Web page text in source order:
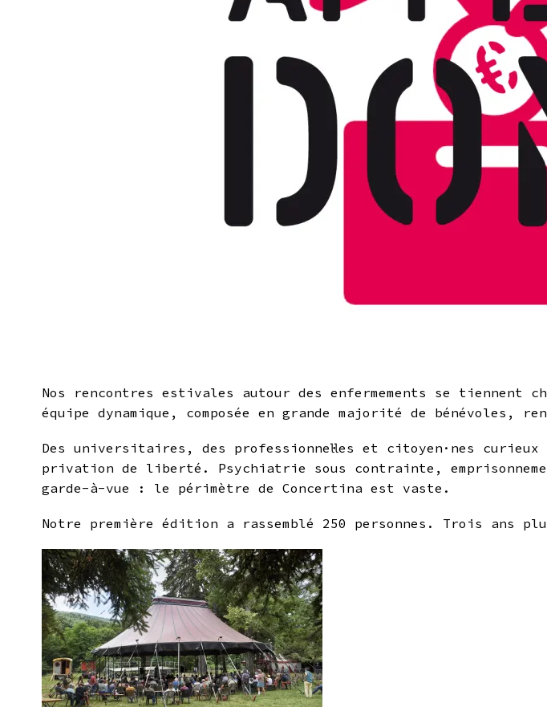
Nos rencontres estivales autour des enfermements se tiennent
équipe dynamique, composée en grande majorité de bénévoles,
Des universitaires, des professionnel·les et citoyen·nes
privation de liberté. Psychiatrie sous contrainte,
garde-à-vue : le périmètre de Concertina est vaste.
Notre première édition a rassemblé 250 personnes. Trois ans